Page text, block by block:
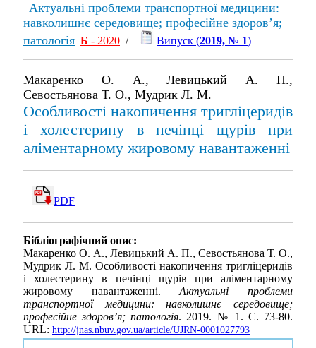
Актуальні проблеми транспортної медицини:
навколишнє середовище; професійне здоров’я;
патологія Б - 2020 / Випуск (2019, № 1)
Макаренко О. А., Левицький А. П.,
Севостьянова Т. О., Мудрик Л. М.
Особливості накопичення тригліцеридів
і холестерину в печінці щурів при
аліментарному жировому навантаженні
PDF
Бібліографічний опис:
Макаренко О. А., Левицький А. П., Севостьянова Т. О.,
Мудрик Л. М. Особливості накопичення тригліцеридів
і холестерину в печінці щурів при аліментарному
жировому навантаженні.Актуальні проблеми
транспортної медицини: навколишнє середовище;
професійне здоров’я; патологія. 2019. № 1. С. 73-80.
URL: http://jnas.nbuv.gov.ua/article/UJRN-0001027793